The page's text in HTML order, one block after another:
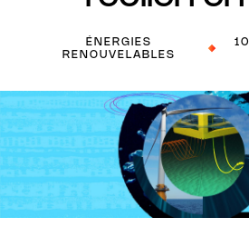
ÉNERGIES
RENOUVELABLES